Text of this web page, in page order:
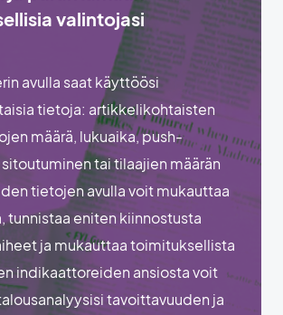
valintojasi
avulla saat käyttöösi
tietoja: artikkelikohtaisten
määrä, lukuaika, push-
tai tilaajien määrän
tietojen avulla voit mukauttaa
tunnistaa eniten kiinnostusta
ja mukauttaa toimituksellista
indikaattoreiden ansiosta voit
tavoittavuuden ja